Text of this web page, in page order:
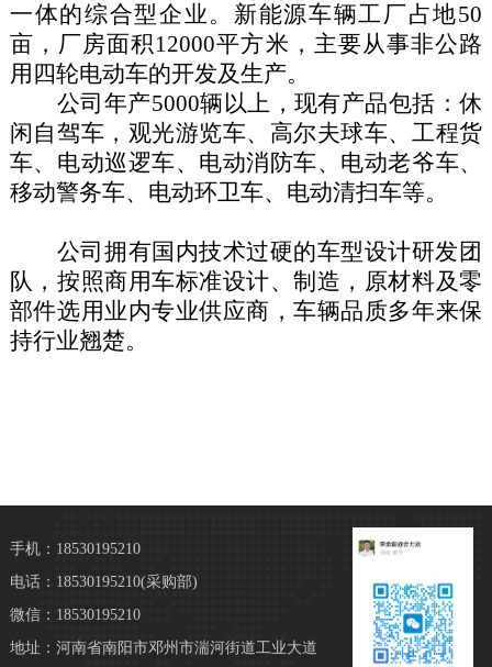
一体的综合型企业。 新能源车辆工厂占地50
亩，厂房面积12000平方米，主要从事非公路
用四轮电动车的开发及生产。
公司年产5000辆以上，现有产品包括：休
闲自驾车， 观光游览车、高尔夫球车、 工程货
车、电动巡逻车、电动消防车、电动老爷车、
移动警务车、 电动环卫车、 电动清扫车等。
公司拥有国内技术过硬的车型设计研发团
队，按照商用车标准设计、制造， 原材料及零
部件选用业内专业供应商，车辆品质多年来保
持行业翘楚。
手机：18530195210
电话：18530195210(采购部)
微信：18530195210
地址：河南省南阳市邓州市湍河街道工业大道